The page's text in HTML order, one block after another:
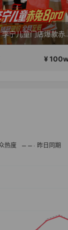
李宁儿童门店爆
¥